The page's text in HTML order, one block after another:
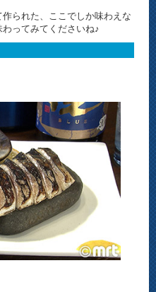
られた、ここでしか味わえな
ってみてくださいね♪